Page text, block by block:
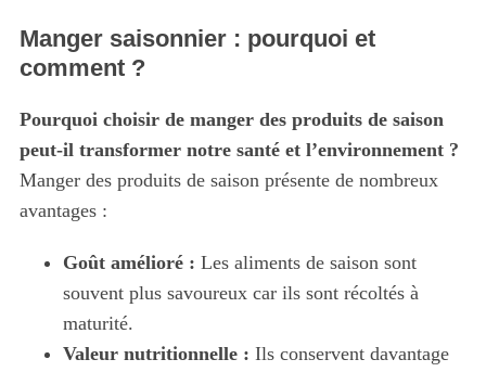
Manger saisonnier : pourquoi et
comment ?
Pourquoi choisir de manger des produits de saison
peut-il transformer notre santé et l’environnement ?
Manger des produits de saison présente de nombreux
avantages :
Goût amélioré : Les aliments de saison sont
souvent plus savoureux car ils sont récoltés à
maturité.
Valeur nutritionnelle : Ils conservent davantage